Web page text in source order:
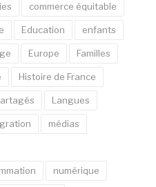
commerce équitable
Education enfants
Europe Familles
Histoire de France
Langues
médias
numérique